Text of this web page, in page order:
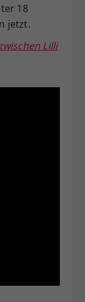
18
jetzt.
Lilli